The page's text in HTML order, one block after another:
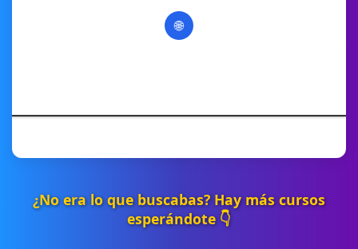
🌐
¿No era lo que buscabas? Hay más cursos
esperándote 👇